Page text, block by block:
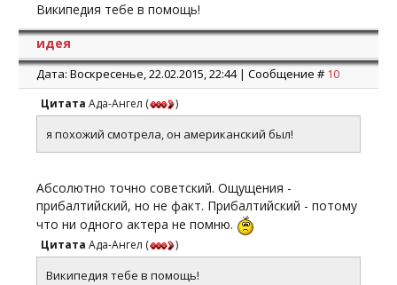
Википедия тебе в помощь!
идея
Дата: Воскресенье, 22.02.2015, 22:44 | Сообщение # 10
Цитата Ада-Ангел ( )
я похожий смотрела, он американский был!
Абсолютно точно советский. Ощущения -
прибалтийский, но не факт. Прибалтийский - потому
что ни одного актера не помню.
Цитата Ада-Ангел ( )
Википедия тебе в помощь!